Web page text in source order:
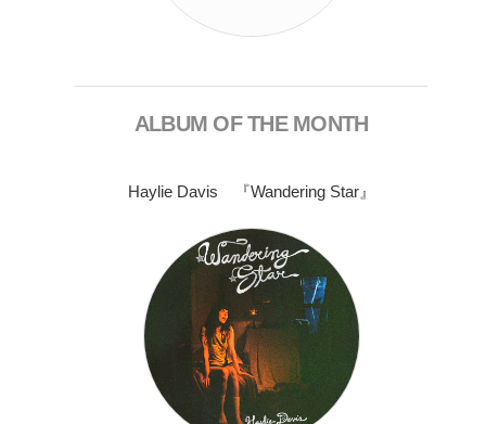
ALBUM OF THE MONTH
Haylie Davis 『Wandering Star』